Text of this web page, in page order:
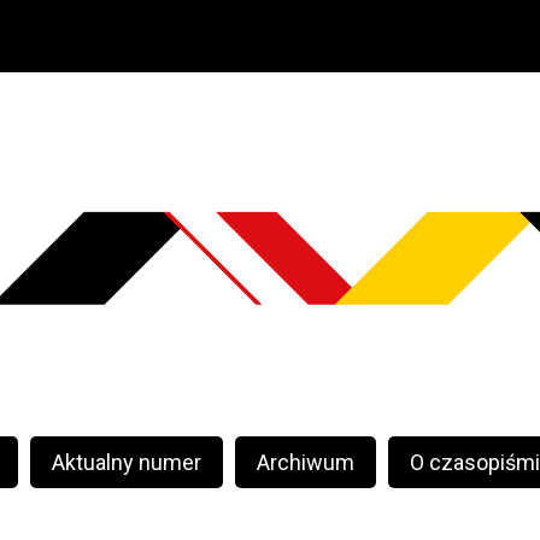
Aktualny numer Archiwum O